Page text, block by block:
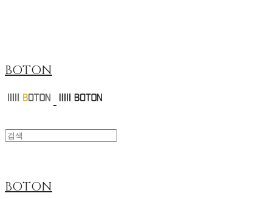
BOTON
BOTON